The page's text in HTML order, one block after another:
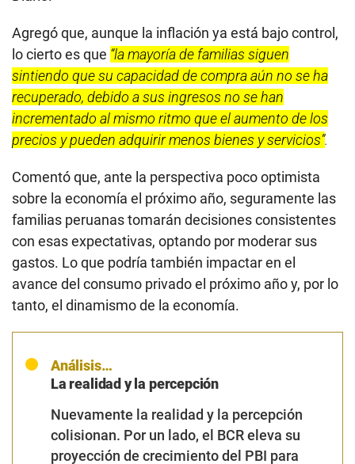
En tanto, a su juicio, Boluarte“no ha dado ningún
mérito”para no ser considerada como el personaje
negativo y, al contario,“se lo ha ganado”.“No ha
logrado construir nada y, al contrario, ha dado un
mensaje desde el centro del poder de frivolidad,
desconexión y finalmente de no ser una persona que
Valz-Gen mostró su preocupación porque la pérdida
de referentes este 2024 entre los peruanos y la falta
de optimismo, pues —remarcó— de cara a un año
prelectoral en esas condiciones podría afianzar aún
más“discursos radicales”.
trabajadores estaba en el subempleo, ya sea porque
trabajaba menos de 35 horas a la semana o recibía
salarios por debajo de un ingreso mínimo. No
obstante, este año la cifra llegó a casi el 48% en
setiembre, según el INEI (Instituto Nacional de